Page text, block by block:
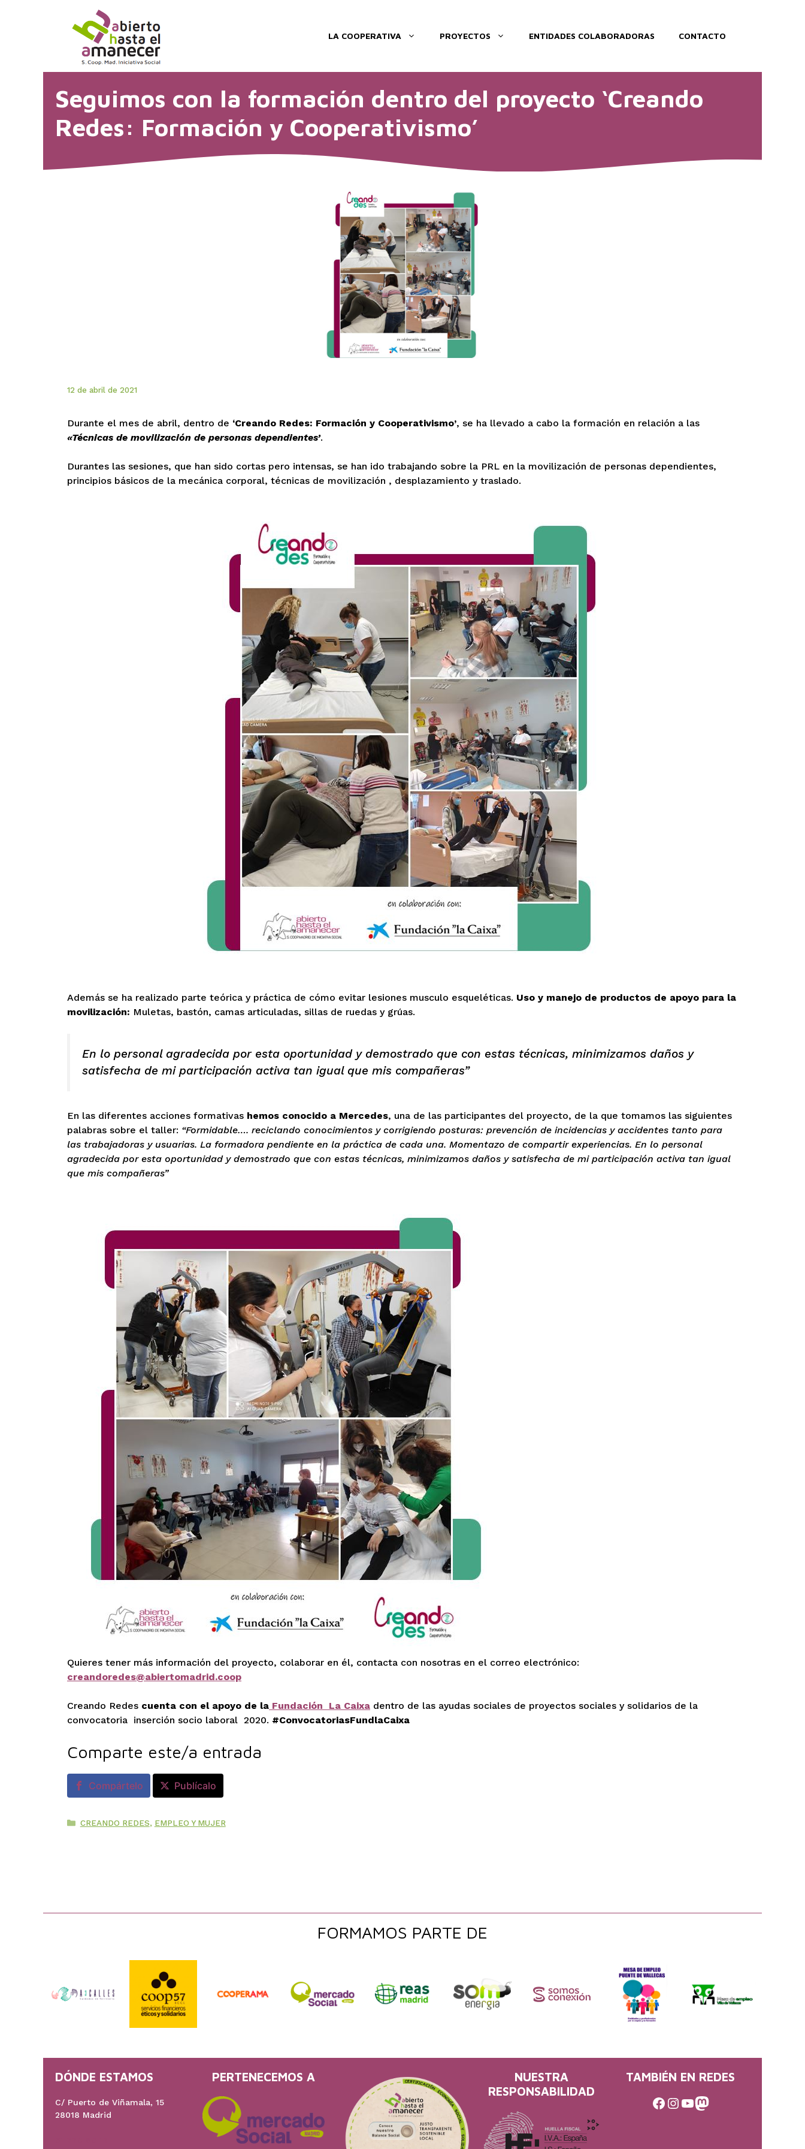
LA COOPERATIVA PROYECTOS ENTIDADES COLABORADORAS CONTACTO
Seguimos con la formación dentro del proyecto ‘Creando
Redes: Formación y Cooperativismo’
12 de abril de 2021
Durante el mes de abril, dentro de ‘Creando Redes: Formación y Cooperativismo’, se ha llevado a cabo la formación en relación a las
«Técnicas de movilización de personas dependientes’.
Durantes las sesiones, que han sido cortas pero intensas, se han ido trabajando sobre la PRL en la movilización de personas dependientes,
principios básicos de la mecánica corporal, técnicas de movilización , desplazamiento y traslado.
Además se ha realizado parte teórica y práctica de cómo evitar lesiones musculo esqueléticas. Uso y manejo de productos de apoyo para la
movilización: Muletas, bastón, camas articuladas, sillas de ruedas y grúas.
En lo personal agradecida por esta oportunidad y demostrado que con estas técnicas, minimizamos daños y
satisfecha de mi participación activa tan igual que mis compañeras”
En las diferentes acciones formativas hemos conocido a Mercedes, una de las participantes del proyecto, de la que tomamos las siguientes
palabras sobre el taller: “Formidable…. reciclando conocimientos y corrigiendo posturas: prevención de incidencias y accidentes tanto para
las trabajadoras y usuarias. La formadora pendiente en la práctica de cada una. Momentazo de compartir experiencias. En lo personal
agradecida por esta oportunidad y demostrado que con estas técnicas, minimizamos daños y satisfecha de mi participación activa tan igual
que mis compañeras”
Quieres tener más información del proyecto, colaborar en él, contacta con nosotras en el correo electrónico:
creandoredes@abiertomadrid.coop
Creando Redes cuenta con el apoyo de la Fundación La Caixa dentro de las ayudas sociales de proyectos sociales y solidarios de la
convocatoria inserción socio laboral 2020. #ConvocatoriasFundlaCaixa
Comparte este/a entrada
Compártelo Publícalo
Categorías
CREANDO REDES, EMPLEO Y MUJER
FORMAMOS PARTE DE
DÓNDE ESTAMOS
C/ Puerto de Viñamala, 15
28018 Madrid
PERTENECEMOS A
NUESTRA
RESPONSABILIDAD
TAMBIÉN EN REDES
Facebook InstagramYoutube Mastodon